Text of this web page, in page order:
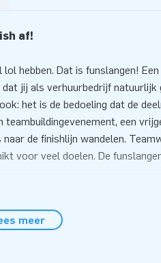
af!
hebben. Dat is funslangen!
jij als verhuurbedrijf natuurlijk
het is de bedoeling dat de
teambuildingevenement, een
de finishlijn wandelen.
voor veel doelen. De
meer